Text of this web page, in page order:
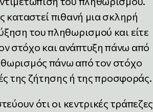
καταστεί πιθανή μια σκληρή
του πληθωρισμού και είτε
στόχο και ανάπτυξη πάνω από
πάνω από τον στόχο
της ζήτησης ή της προσφοράς.
ότι οι κεντρικές τράπεζες